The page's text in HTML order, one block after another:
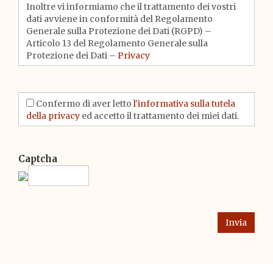
Inoltre vi informiamo che il trattamento dei vostri
dati avviene in conformità del Regolamento
Generale sulla Protezione dei Dati (RGPD) –
Articolo 13 del Regolamento Generale sulla
Protezione dei Dati – Privacy
Confermo di aver lettol'informativa sulla tutela
della privacy ed accetto il trattamento dei miei dati.
Captcha
Invia